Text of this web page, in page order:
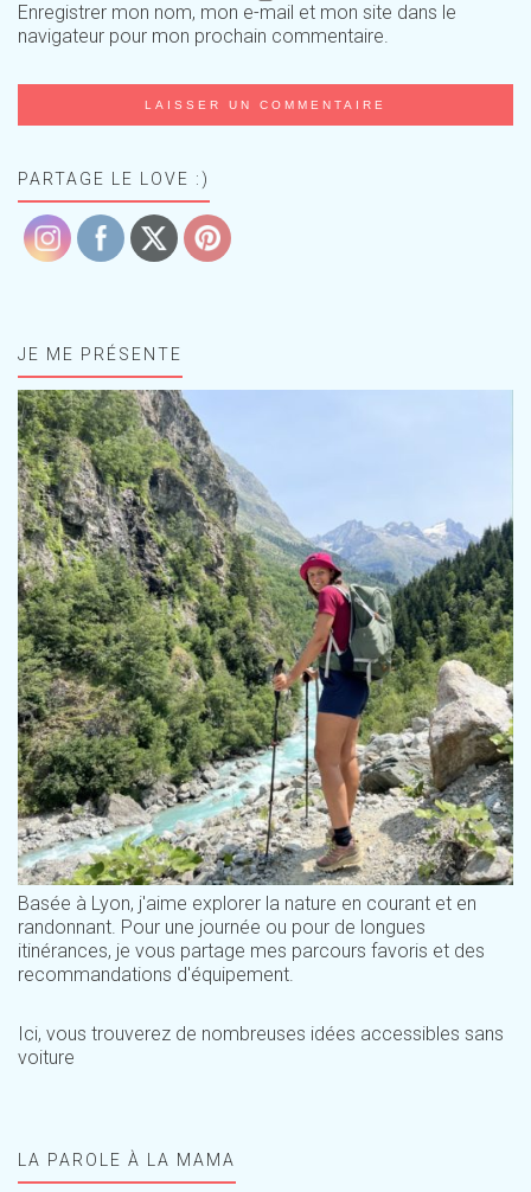
Enregistrer mon nom, mon e-mail et mon site dans le
navigateur pour mon prochain commentaire.
PARTAGE LE LOVE :)
JE ME PRÉSENTE
Basée à Lyon, j'aime explorer la nature en courant et en
randonnant. Pour une journée ou pour de longues
itinérances, je vous partage mes parcours favoris et des
recommandations d'équipement.
Ici, vous trouverez de nombreuses idées accessibles sans
voiture
LA PAROLE À LA MAMA